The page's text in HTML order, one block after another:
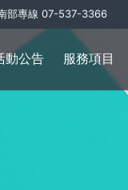
專線 07-537-3366
動公告 服務項目